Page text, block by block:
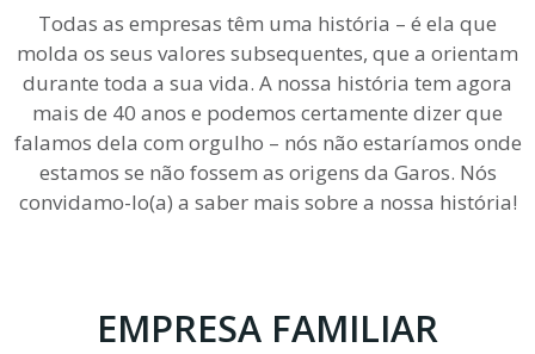
Todas as empresas têm uma história – é ela que
molda os seus valores subsequentes, que a orientam
durante toda a sua vida. A nossa história tem agora
mais de 40 anos e podemos certamente dizer que
falamos dela com orgulho – nós não estaríamos onde
estamos se não fossem as origens da Garos. Nós
convidamo-lo(a) a saber mais sobre a nossa história!
EMPRESA FAMILIAR